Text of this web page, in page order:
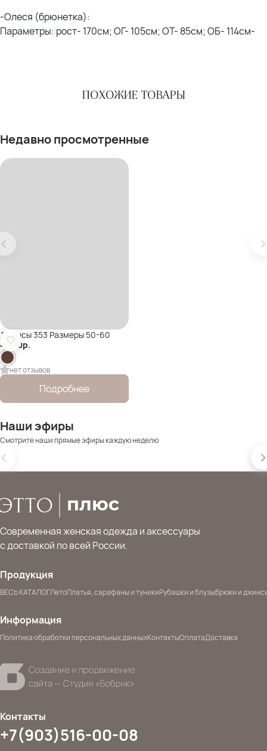
-Олеся (брюнетка):
Параметры: рост- 170см; ОГ- 105см; ОТ- 85см; ОБ- 114см-
ПОХОЖИЕ ТОВАРЫ
Недавно просмотренные
Джинсы 353 Размеры 50-60
4 500р.
нет отзывов
Подробнее
Наши эфиры
Смотрите наши прямые эфиры каждую неделю
Современная женская одежда и аксессуары
с доставкой по всей России.
Продукция
ВЕСЬ КАТАЛОГЛетоПлатья, сарафаны и туникиРубашки и блузыБрюки и
Информация
Политика обработки персональных данныхКонтактыОплатаДоставка
Контакты
+7(903)516-00-08